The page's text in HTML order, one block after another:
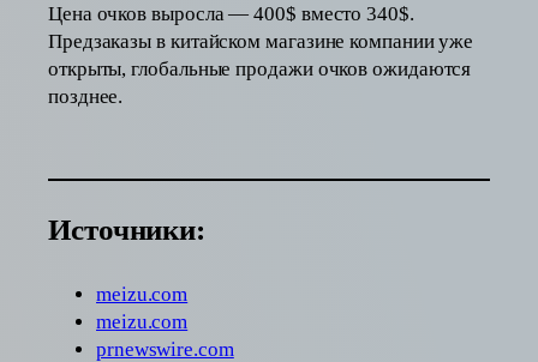
Цена очков выросла — 400$ вместо 340$.
Предзаказы в китайском магазине компании уже
открыты, глобальные продажи очков ожидаются
позднее.
Источники:
meizu.com
meizu.com
prnewswire.com